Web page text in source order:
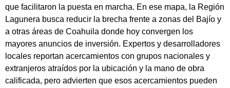
que facilitaron la puesta en marcha. En ese mapa, la Región
Lagunera busca reducir la brecha frente a zonas del Bajío y
a otras áreas de Coahuila donde hoy convergen los
mayores anuncios de inversión. Expertos y desarrolladores
locales reportan acercamientos con grupos nacionales y
extranjeros atraídos por la ubicación y la mano de obra
calificada, pero advierten que esos acercamientos pueden